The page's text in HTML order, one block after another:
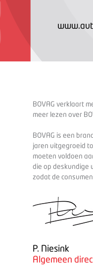
BOVAG verklaart
meer lezen over
BOVAG is een
jaren uitgegroeid
moeten voldoen
die op deskundige
zodat de
P. Niesink
Algemeen